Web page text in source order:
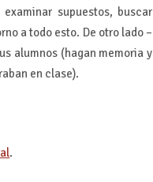
supuestos, buscar
a todo esto. De otro lado –
alumnos (hagan memoria y
en clase).
.